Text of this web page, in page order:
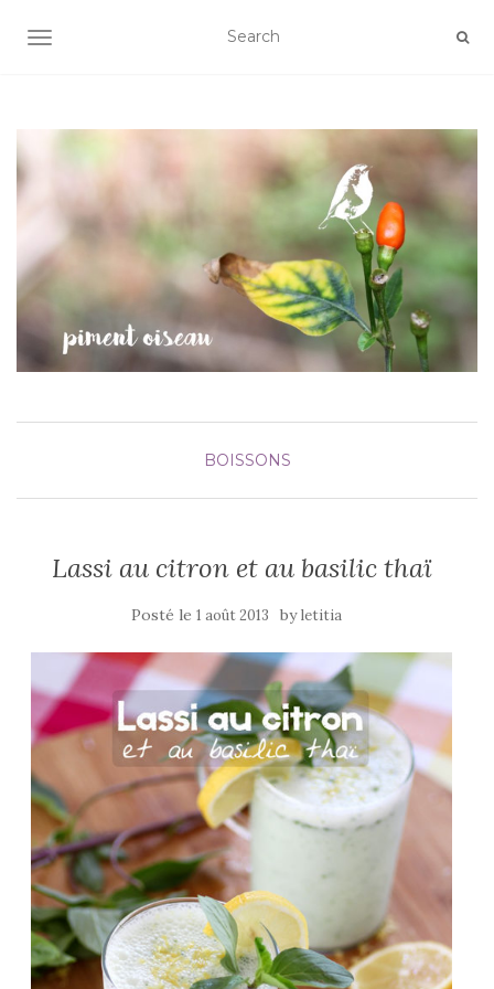
AFFICHER/MASQUER LA NAVIGATION
BOISSONS
Lassi au citron et au basilic thaï
Posté le 1 août 2013 byletitia